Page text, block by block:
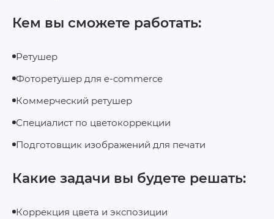
Кем вы сможете работать:
Ретушер
Фоторетушер для e‑commerce
Коммерческий ретушер
Специалист по цветокоррекции
Подготовщик изображений для печати
Какие задачи вы будете решать:
Коррекция цвета и экспозиции